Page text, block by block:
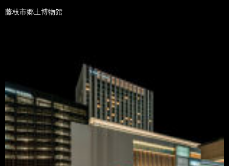
藤枝市郷土博物館